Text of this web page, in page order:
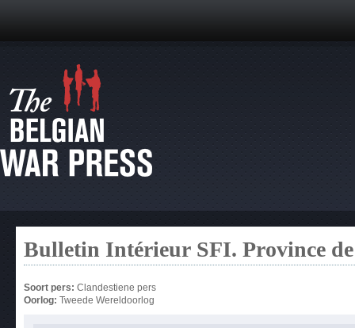
Bulletin Intérieur SFI. Province
Soort pers: Clandestiene pers
Oorlog: Tweede Wereldoorlog